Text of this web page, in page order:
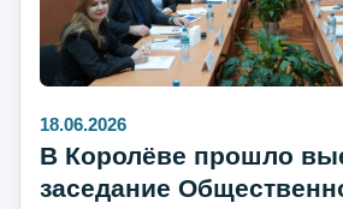
18.06.2026
В Королёве прошло
заседание